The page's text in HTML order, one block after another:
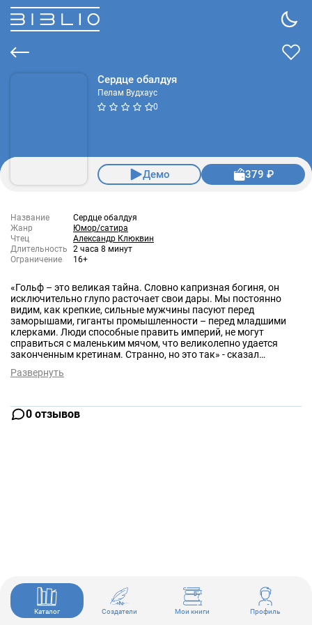
Сердце обалдуя
Пелам Вудхаус
0
Демо 379 ₽
Название
Сердце обалдуя
Жанр
Юмор/сатира
Чтец
Александр Клюквин
Длительность
2 часа 8 минут
Ограничение
16+
«Гольф – это великая тайна. Словно капризная богиня, он
исключительно глупо расточает свои дары. Мы постоянно
видим, как крепкие, сильные мужчины пасуют перед
заморышами, гиганты промышленности – перед младшими
клерками. Люди способные править империй, не могут
справиться с маленьким мячом, что великолепно удается
законченным кретинам. Странно, но это так» - сказал
кресле на террасе. В этом сборнике вас ждут четыре рассказа
новообразованию». Ну, и как вы уже, наверное, догадались, в
случае с Вудхаусом игра истинных джентльменов и
Развернуть
0 отзывов
Каталог Создатели Мои книги Профиль